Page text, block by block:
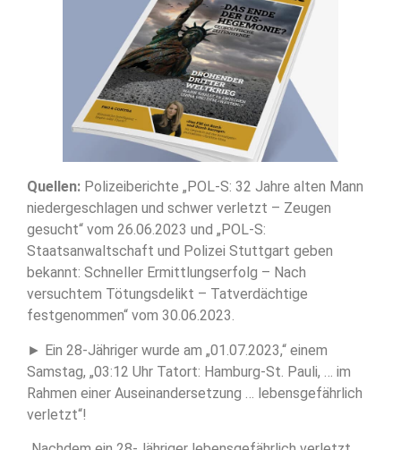
Quellen: Polizeiberichte „POL-S: 32 Jahre alten Mann
niedergeschlagen und schwer verletzt – Zeugen
gesucht“ vom 26.06.2023 und „POL-S:
Staatsanwaltschaft und Polizei Stuttgart geben
bekannt: Schneller Ermittlungserfolg – Nach
versuchtem Tötungsdelikt – Tatverdächtige
festgenommen“ vom 30.06.2023.
► Ein 28-Jähriger wurde am „01.07.2023,“ einem
Samstag, „03:12 Uhr Tatort: Hamburg-St. Pauli, … im
Rahmen einer Auseinandersetzung … lebensgefährlich
verletzt“!